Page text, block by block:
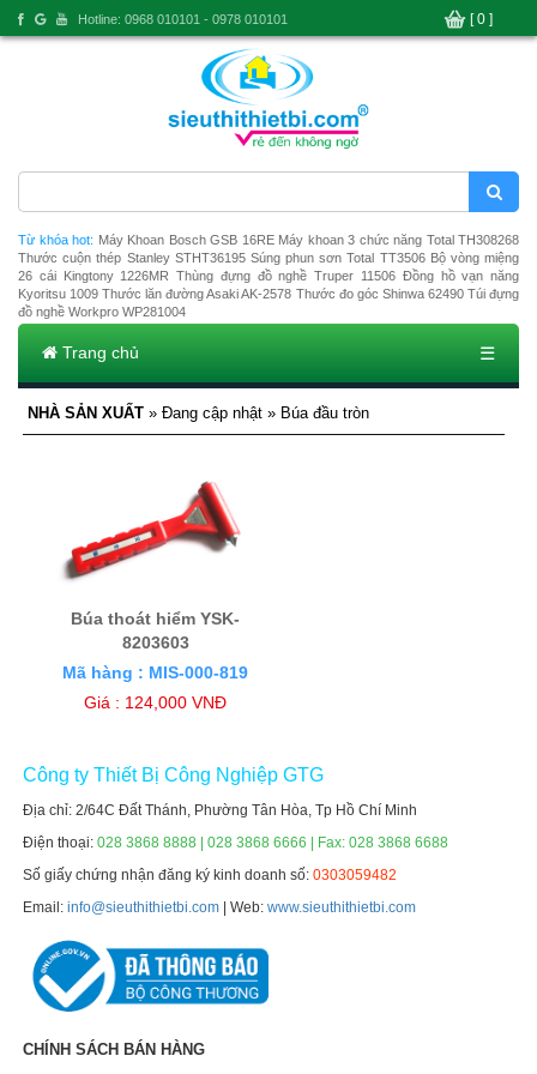
Từ khóa hot: Máy Khoan Bosch GSB 16RE Máy khoan 3 chức năng Total TH308268
Thước cuộn thép Stanley STHT36195 Súng phun sơn Total TT3506 Bộ vòng miệng
26 cái Kingtony 1226MR Thùng đựng đồ nghề Truper 11506 Đồng hồ vạn năng
Kyoritsu 1009 Thước lăn đường Asaki AK-2578 Thước đo góc Shinwa 62490 Túi đựng
đồ nghề Workpro WP281004
Trang chủ ☰
NHÀ SẢN XUẤT » Đang cập nhật » Búa đầu tròn
Búa thoát hiểm YSK-
8203603
Mã hàng : MIS-000-819
Giá : 124,000 VNĐ
Công ty Thiết Bị Công Nghiệp GTG
Địa chỉ: 2/64C Đất Thánh, Phường Tân Hòa, Tp Hồ Chí Minh
Điện thoại:028 3868 8888 | 028 3868 6666 | Fax: 028 3868 6688
Số giấy chứng nhận đăng ký kinh doanh số:0303059482
Email:info@sieuthithietbi.com | Web:www.sieuthithietbi.com
CHÍNH SÁCH BÁN HÀNG
Hotline: 0968 010101 - 0978 010101 [ 0 ]